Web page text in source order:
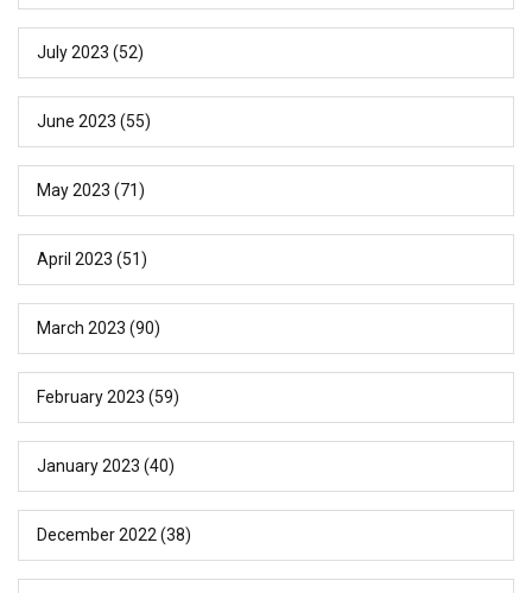
July 2023 (52)
June 2023 (55)
May 2023 (71)
April 2023 (51)
March 2023 (90)
February 2023 (59)
January 2023 (40)
December 2022 (38)